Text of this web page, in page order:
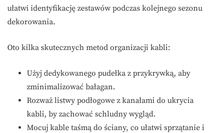
ułatwi identyfikację zestawów podczas kolejnego sezonu
dekorowania.
Oto kilka skutecznych metod organizacji kabli:
Użyj dedykowanego pudełka z przykrywką, aby
zminimalizować bałagan.
Rozważ listwy podłogowe z kanałami do ukrycia
kabli, by zachować schludny wygląd.
Mocuj kable taśmą do ściany, co ułatwi sprzątanie i